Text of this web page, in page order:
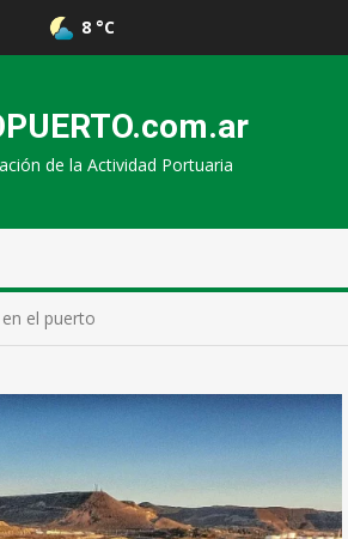
8 °C
de la Actividad Portuaria
el puerto